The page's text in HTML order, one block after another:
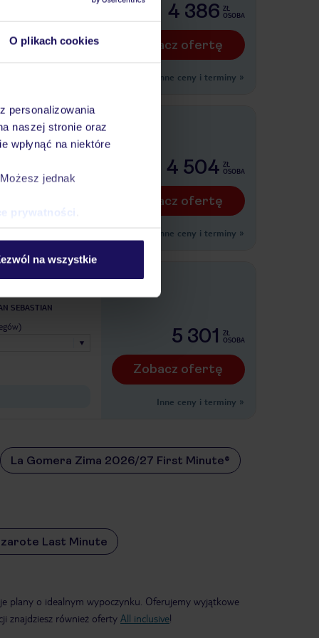
O plikach cookies
personalizowania
naszej stronie oraz
wpłynąć na niektóre
jednak
prywatności
na wszystkie
4 386 ZŁ
OSOBA
Zobacz ofertę
Inne ceny i terminy »
GRAN REY
4 504 ZŁ
OSOBA
Zobacz ofertę
Inne ceny i terminy »
SEBASTIAN
5 301
ZŁ
OSOBA
Zobacz ofertę
Inne ceny i terminy »
La Gomera Zima 2026/27 First Minute®
Last Minute
plany o idealnym wypoczynku. Oferujemy wyjątkowe
znajdziesz również oferty All inclusive!